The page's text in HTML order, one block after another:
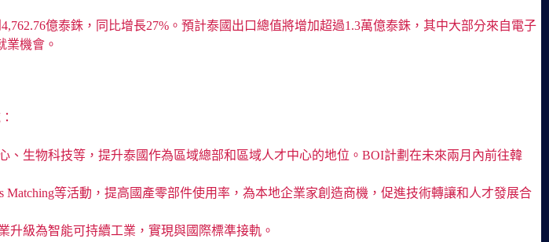
億泰銖，同比增長27%。預計泰國出口總值將增加超過1.3萬億泰銖，其中大部分來自電子
業機會。
、生物科技等，提升泰國作為區域總部和區域人才中心的地位。BOI計劃在未來兩月內前往韓
Matching等活動，提高國產零部件使用率，為本地企業家創造商機，促進技術轉讓和人才發展合
升級為智能可持續工業，實現與國際標準接軌。